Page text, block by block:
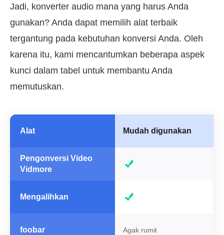
Jadi, konverter audio mana yang harus Anda
gunakan? Anda dapat memilih alat terbaik
tergantung pada kebutuhan konversi Anda. Oleh
karena itu, kami mencantumkan beberapa aspek
kunci dalam tabel untuk membantu Anda
memutuskan.
Alat
Pengonversi Video
Vidmore
Mengalihkan
foobar
Mudah digunakan
Agak rumit